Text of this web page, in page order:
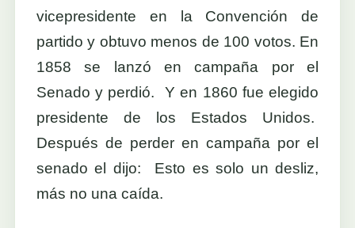
vicepresidente en la Convención de
partido y obtuvo menos de 100 votos. En
1858 se lanzó en campaña por el
Senado y perdió. Y en 1860 fue elegido
presidente de los Estados Unidos.
Después de perder en campaña por el
senado el dijo: Esto es solo un desliz,
más no una caída.